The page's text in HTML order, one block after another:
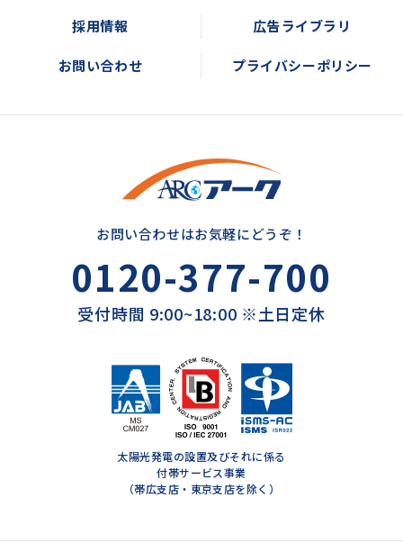
採用情報 広告ライブラリ
お問い合わせ プライバシーポリシー
お問い合わせはお気軽にどうぞ！
0120-377-700
受付時間 9:00~18:00 ※土日定休
太陽光発電の設置及びそれに係る
付帯サービス事業
（帯広支店・東京支店を除く）